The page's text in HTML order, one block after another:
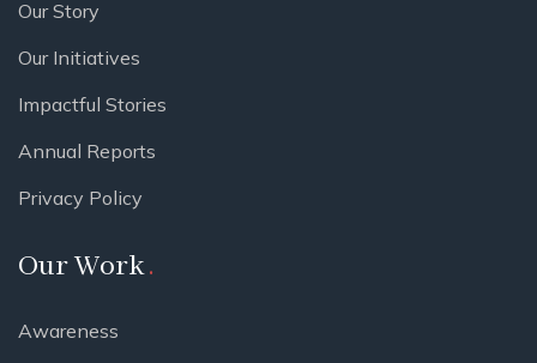
Our Story
Our Initiatives
Impactful Stories
Annual Reports
Privacy Policy
Our Work
Awareness